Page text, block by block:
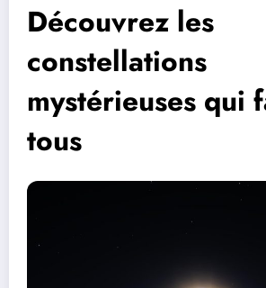
Découvrez les
constellations
mystérieuses qui
tous